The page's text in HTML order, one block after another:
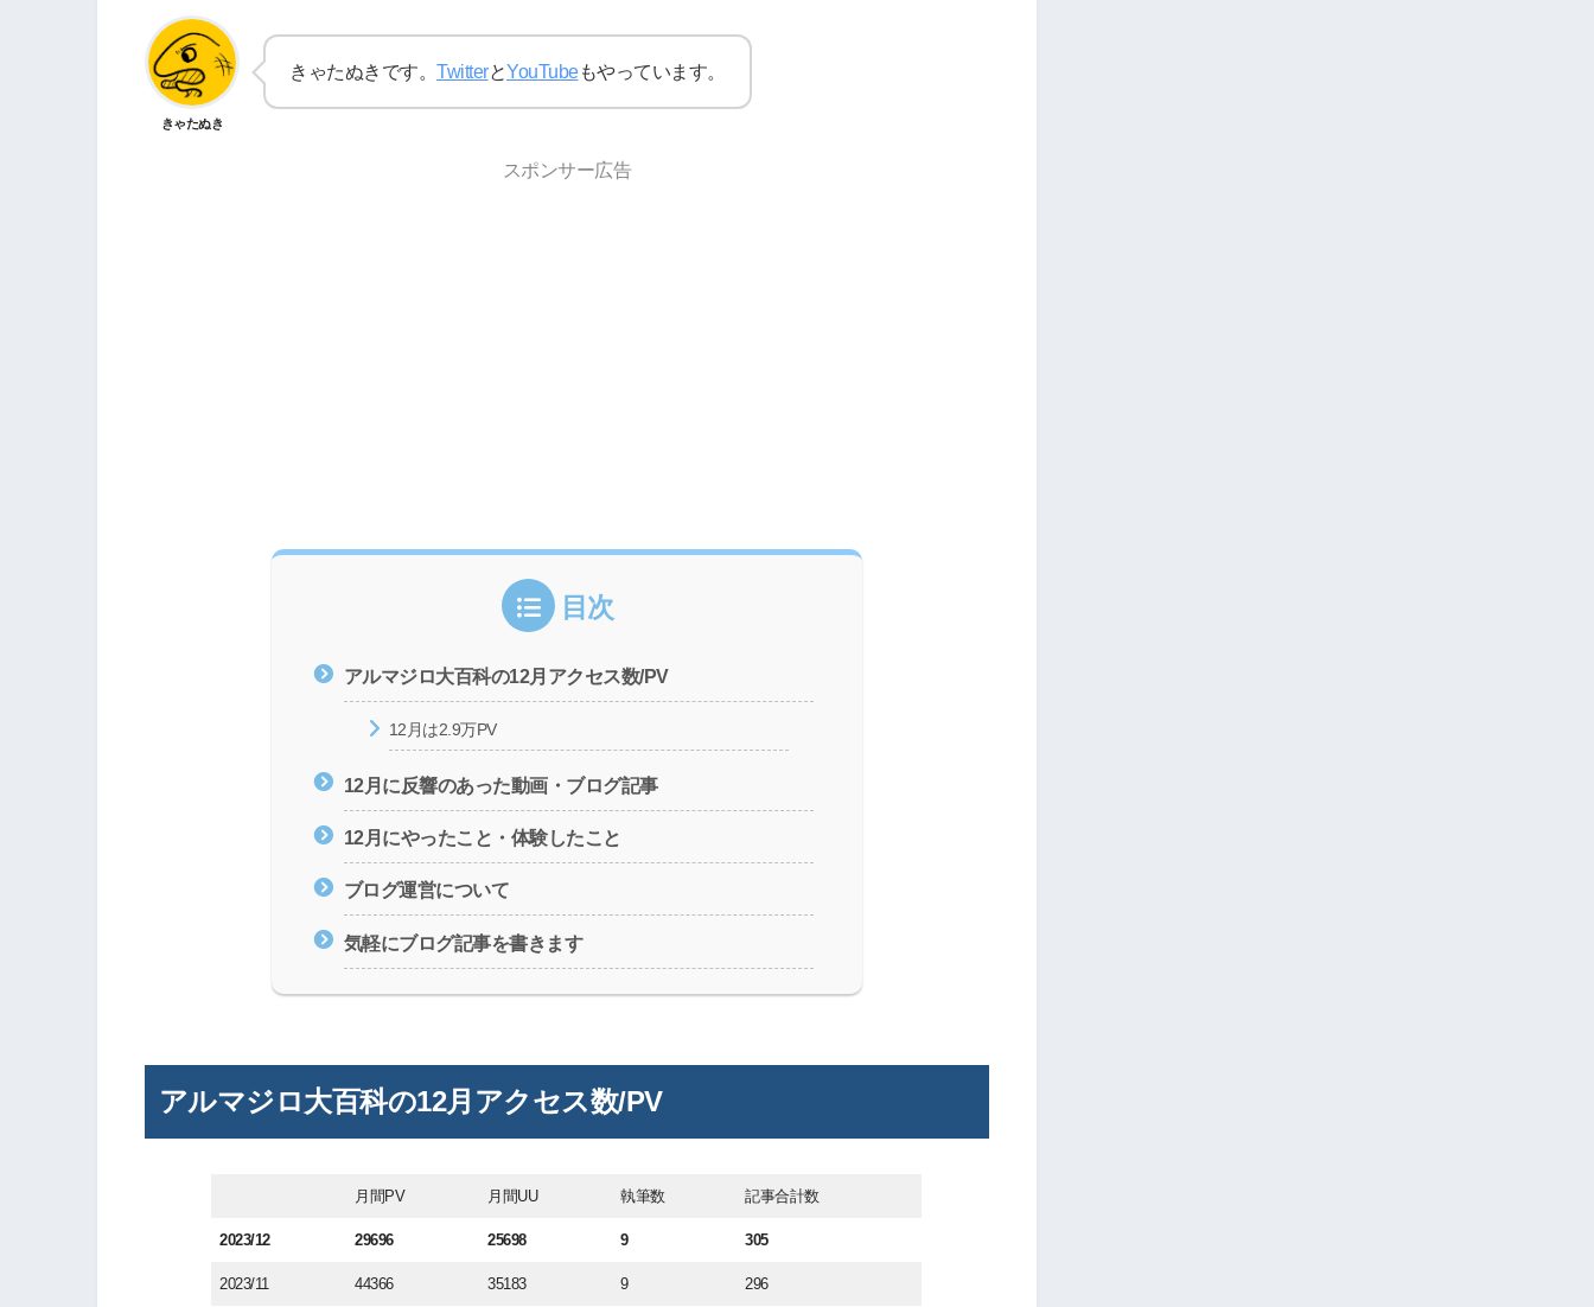
きゃたぬき
きゃたぬきです。 TwitterとYouTubeもやっています。
スポンサー広告
目次
アルマジロ大百科の12月アクセス数/PV
12月は2.9万PV
12月に反響のあった動画・ブログ記事
12月にやったこと・体験したこと
ブログ運営について
気軽にブログ記事を書きます
アルマジロ大百科の12月アクセス数/PV
月間PV 月間UU 執筆数 記事合計数
2023/12 29696 25698 9 305
2023/11 44366 35183 9 296